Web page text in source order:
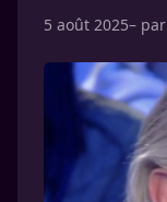
5 août 2025– par